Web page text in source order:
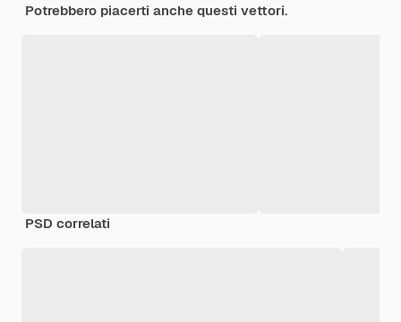
Potrebbero piacerti anche questi vettori.
PSD correlati